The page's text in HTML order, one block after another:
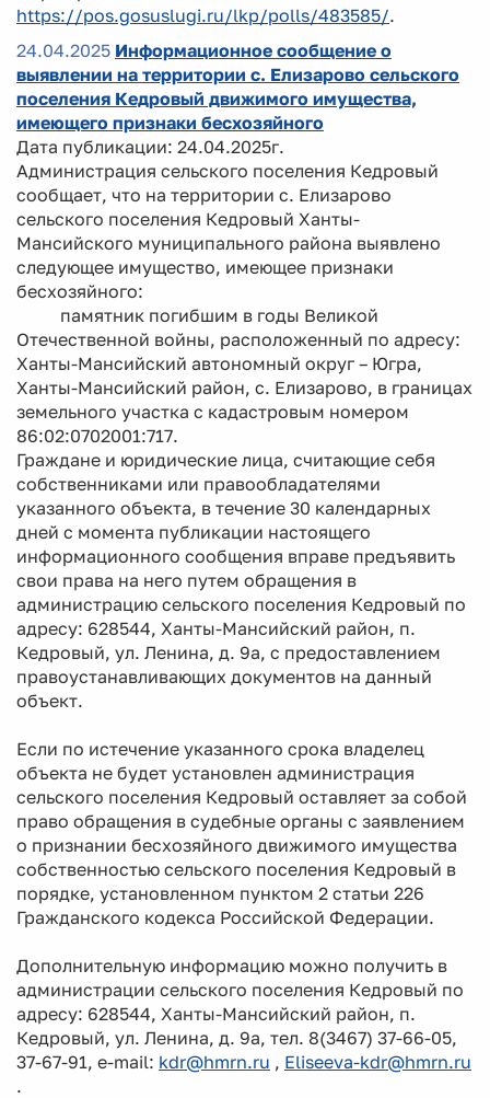
https://pos.gosuslugi.ru/lkp/polls/483585/.
24.04.2025 Информационное сообщение о
выявлении на территории с. Елизарово сельского
поселения Кедровый движимого имущества,
имеющего признаки бесхозяйного
Дата публикации: 24.04.2025г.
Администрация сельского поселения Кедровый
сообщает, что на территории с. Елизарово
сельского поселения Кедровый Ханты-
Мансийского муниципального района выявлено
следующее имущество, имеющее признаки
бесхозяйного:
памятник погибшим в годы Великой
Отечественной войны, расположенный по адресу:
Ханты-Мансийский автономный округ – Югра,
Ханты-Мансийский район, с. Елизарово, в границах
земельного участка с кадастровым номером
86:02:0702001:717.
Граждане и юридические лица, считающие себя
собственниками или правообладателями
указанного объекта, в течение 30 календарных
дней с момента публикации настоящего
информационного сообщения вправе предъявить
свои права на него путем обращения в
администрацию сельского поселения Кедровый по
адресу: 628544, Ханты-Мансийский район, п.
Кедровый, ул. Ленина, д. 9а, с предоставлением
правоустанавливающих документов на данный
объект.
Если по истечение указанного срока владелец
объекта не будет установлен администрация
сельского поселения Кедровый оставляет за собой
право обращения в судебные органы с заявлением
о признании бесхозяйного движимого имущества
собственностью сельского поселения Кедровый в
порядке, установленном пунктом 2 статьи 226
Гражданского кодекса Российской Федерации.
Дополнительную информацию можно получить в
администрации сельского поселения Кедровый по
адресу: 628544, Ханты-Мансийский район, п.
Кедровый, ул. Ленина, д. 9а, тел. 8(3467) 37-66-05,
37-67-91, e-mail: kdr@hmrn.ru , Eliseeva-kdr@hmrn.ru
.